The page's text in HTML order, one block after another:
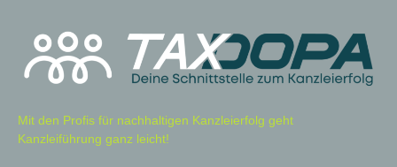
Mit den Profis für nachhaltigen Kanzleierfolg geht
Kanzleiführung ganz leicht!